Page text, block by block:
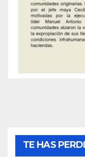
TE HAS